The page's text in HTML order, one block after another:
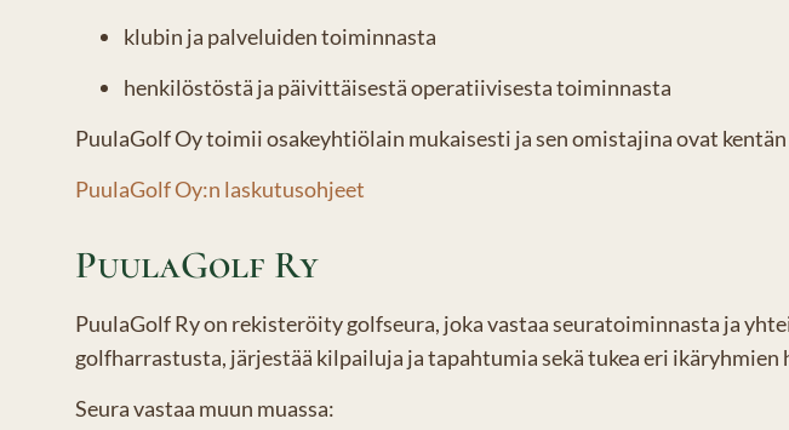
klubin ja palveluiden toiminnasta
henkilöstöstä ja päivittäisestä operatiivisesta toiminnasta
PuulaGolf Oy toimii osakeyhtiölain mukaisesti ja sen omistajina ovat kentän
PuulaGolf Oy:n laskutusohjeet
PuulaGolf Ry
PuulaGolf Ry on rekisteröity golfseura, joka vastaa seuratoiminnasta ja
golfharrastusta, järjestää kilpailuja ja tapahtumia sekä tukea eri ikäryhmien
Seura vastaa muun muassa: